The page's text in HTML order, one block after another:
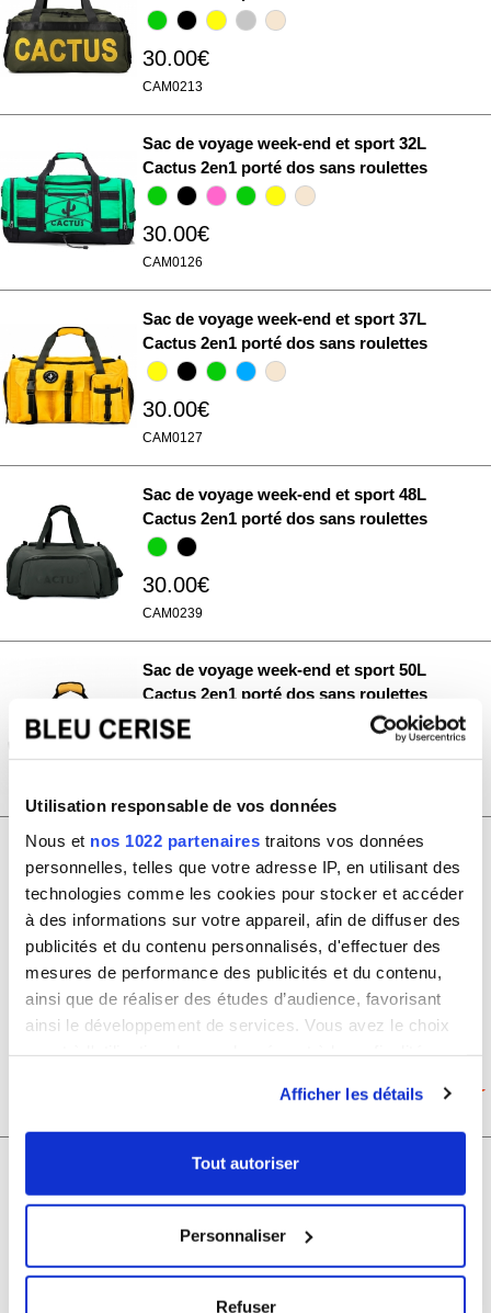
Utilisation responsable de vos données
Nous et nos 1022 partenaires traitons vos données
personnelles, telles que votre adresse IP, en utilisant des
technologies comme les cookies pour stocker et accéder
à des informations sur votre appareil, afin de diffuser des
publicités et du contenu personnalisés, d'effectuer des
mesures de performance des publicités et du contenu,
ainsi que de réaliser des études d’audience, favorisant
ainsi le développement de services. Vous avez le choix
tout moment en consultant la Déclaration relative aux
cookies ou en cliquant sur l'icône de confidentialité.
Collecter des informations sur votre localisation
géographique qui peuvent être précises à plusieurs
mètres près
Afficher les détails
Tout autoriser
Personnaliser
Refuser
30.00€
CAM0213
Sac de voyage week-end et sport 32L
Cactus 2en1 porté dos sans roulettes
30.00€
CAM0126
Sac de voyage week-end et sport 37L
Cactus 2en1 porté dos sans roulettes
30.00€
CAM0127
Sac de voyage week-end et sport 48L
Cactus 2en1 porté dos sans roulettes
30.00€
CAM0239
Sac de voyage week-end et sport 50L
Cactus 2en1 porté dos sans roulettes
30.00€
Sac à dos scolaire simple
compartiment Eastpak EK620 Padded
Pak'r Glossy
Prix de vente conseillé
55.00€
Prix de vente
Bleu Cerise
39.00€
Sac à dos scolaire simple
Prix de vente conseillé